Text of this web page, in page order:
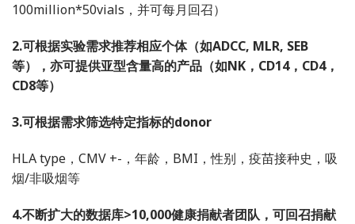
100million*50vials，并可每月回召）
2.可根据实验需求推荐相应个体（如ADCC, MLR, SEB
等），亦可提供亚型含量高的产品 （如NK，CD14，CD4，
CD8等）
3.可根据需求筛选特定指标的donor
HLA type，CMV +-，年龄，BMI，性别，疫苗接种史，吸
烟/非吸烟等
4.不断扩大的数据库>10,000健康捐献者团队，可回召捐献